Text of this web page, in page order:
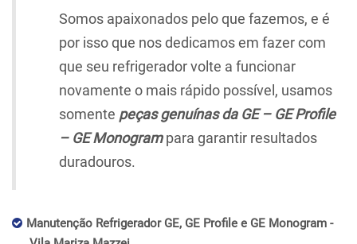
Somos apaixonados pelo que fazemos, e é
por isso que nos dedicamos em fazer com
que seu refrigerador volte a funcionar
novamente o mais rápido possível, usamos
somente peças genuínas da GE – GE Profile
– GE Monogrampara garantir resultados
duradouros.
Manutenção Refrigerador GE, GE Profile e GE Monogram -